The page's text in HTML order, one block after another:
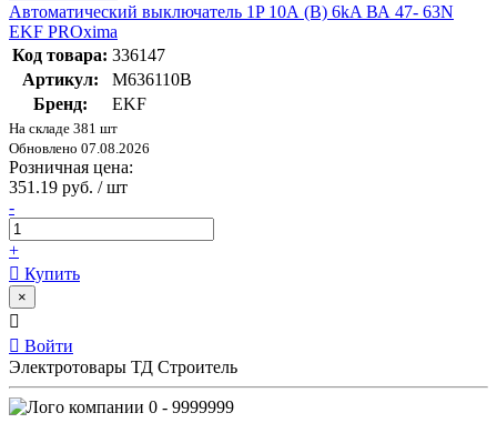
Автоматический выключатель 1P 10А (B) 6kA ВА 47- 63N
EKF PROxima
Код товара: 336147
Артикул:
M636110B
Бренд:
EKF
На складе 381 шт
Обновлено 07.08.2026
Розничная цена:
351.19 руб. / шт
-
+
Купить
×
Войти
Электротовары ТД Строитель
0 - 9999999